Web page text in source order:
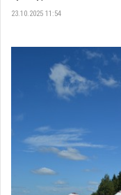
23.10.2025 11:54